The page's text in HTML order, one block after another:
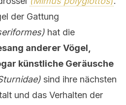
der Gattung
hat die
anderer Vögel,
künstliche Geräusche
sind ihre nächsten
und das Verhalten der